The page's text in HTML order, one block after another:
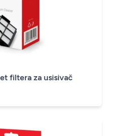
filtera za usisivač